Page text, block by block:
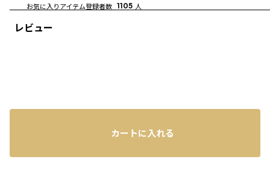
レビュー
お気に入りアイテム登録者数 1105 人
カートに入れる